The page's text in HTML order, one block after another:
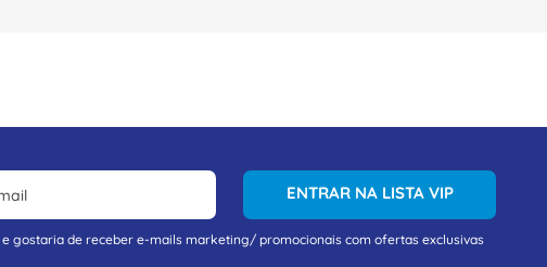
ENTRAR NA LISTA VIP
e gostaria de receber e-mails marketing/ promocionais com ofertas exclusivas